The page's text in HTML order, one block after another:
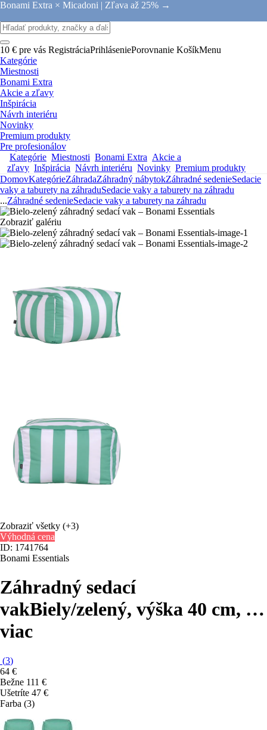
Bonami Extra × Micadoni | Zľava až 25% →
10 € pre vás RegistráciaPrihláseniePorovnanie KošíkMenu
Kategórie
Miestnosti
Bonami Extra
Akcie a zľavy
Inšpirácia
Návrh interiéru
Novinky
Premium produkty
Pre profesionálov
Kategórie Miestnosti Bonami Extra Akcie a
zľavy Inšpirácia Návrh interiéru Novinky Premium produkty
DomovKategórieZáhradaZáhradný nábytokZáhradné sedenieSedacie
vaky a taburety na záhraduSedacie vaky a taburety na záhradu
...Záhradné sedenieSedacie vaky a taburety na záhradu
Zobraziť galériu
Zobraziť všetky (+3)
Výhodná cena
ID: 1741764
Bonami Essentials
Záhradný sedací
vakBiely/zelený, výška 40 cm, …
viac
(3)
64 €
Bežne 111 €
Ušetríte 47 €
Farba (3)